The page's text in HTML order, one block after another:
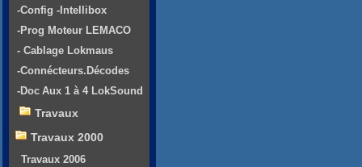
-Config -Intellibox
-Prog Moteur LEMACO
- Cablage Lokmaus
-Connécteurs.Décodes
-Doc Aux 1 à 4 LokSound
Travaux
Travaux 2000
Travaux 2006